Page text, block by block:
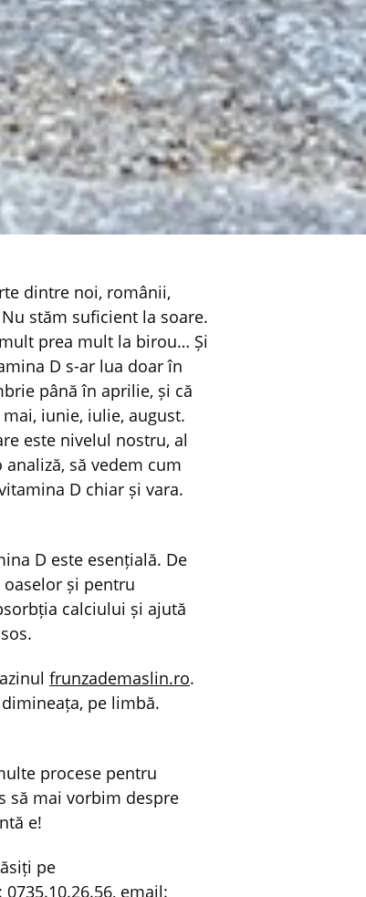
dintre noi, românii,
Nu stăm suficient la soare.
prea mult la birou… Și
D s-ar lua doar în
până în aprilie, și că
iunie, iulie, august.
este nivelul nostru, al
să vedem cum
D chiar și vara.
D este esențială. De
și pentru
calciului și ajută
frunzademaslin.ro.
pe limbă.
procese pentru
să mai vorbim despre
e!
pe
email: